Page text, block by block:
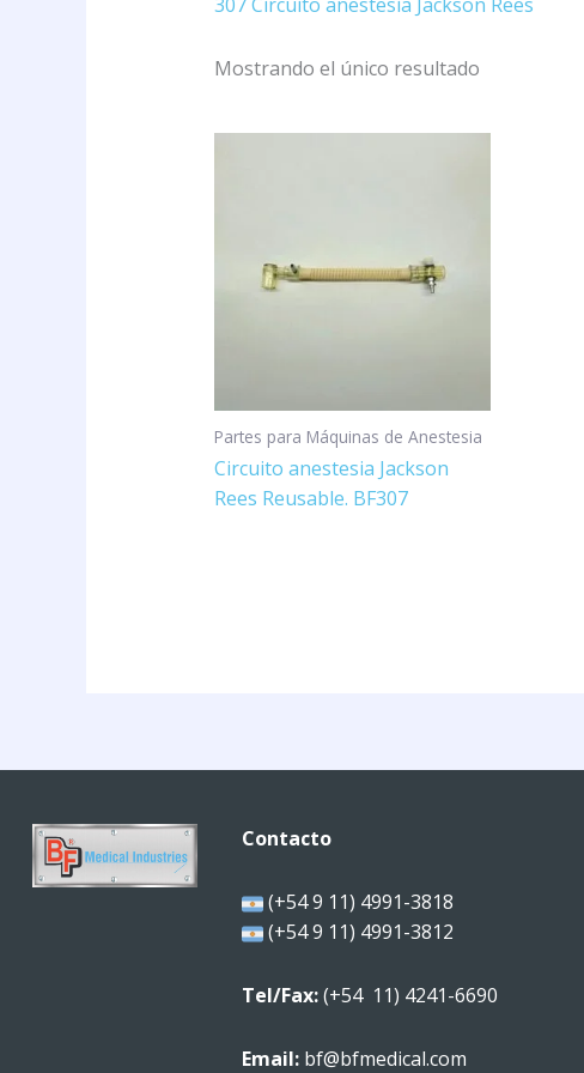
Mostrando el único resultado
Partes para Máquinas de Anestesia
Circuito anestesia Jackson
Rees Reusable. BF307
Contacto
(+54 9 11) 4991-3818
(+54 9 11) 4991-3812
Tel/Fax:(+54 11) 4241-6690
Email: bf@bfmedical.com